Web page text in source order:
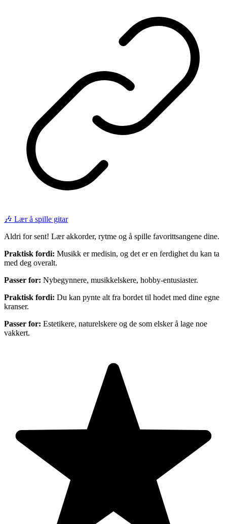
🎶 Lær å spille gitar
Aldri for sent! Lær akkorder, rytme og å spille favorittsangene dine.
Praktisk fordi: Musikk er medisin, og det er en ferdighet du kan ta
med deg overalt.
Passer for: Nybegynnere, musikkelskere, hobby-entusiaster.
Praktisk fordi: Du kan pynte alt fra bordet til hodet med dine egne
kranser.
Passer for: Estetikere, naturelskere og de som elsker å lage noe
vakkert.